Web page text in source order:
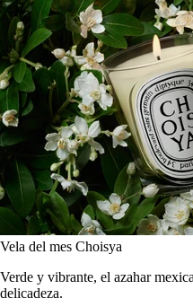
Vela del mes Choisya
Verde y vibrante, el azahar
delicadeza.